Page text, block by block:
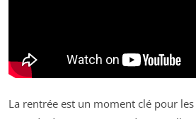
La rentrée est un moment clé pour